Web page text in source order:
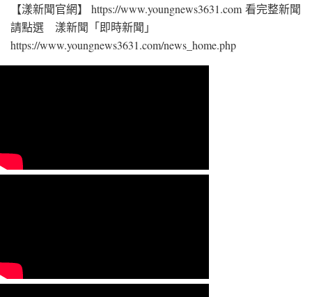
【漾新聞官網】 https://www.youngnews3631.com 看完整新聞
請點選 漾新聞「即時新聞」
https://www.youngnews3631.com/news_home.php